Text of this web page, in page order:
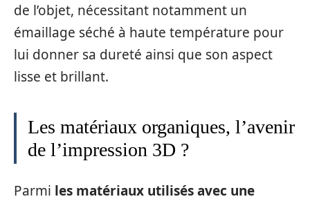
de l’objet, nécessitant notamment un
émaillage séché à haute température pour
lui donner sa dureté ainsi que son aspect
lisse et brillant.
Les matériaux organiques, l’avenir
de l’impression 3D ?
Parmi les matériaux utilisés avec une